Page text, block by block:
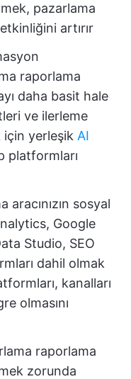
pazarlama
artırır
raporlama
daha basit hale
ve ilerleme
için yerleşik AI
platformları
aracınızın sosyal
Google
Studio, SEO
dahil olmak
kanalları
olmasını
raporlama
zorunda